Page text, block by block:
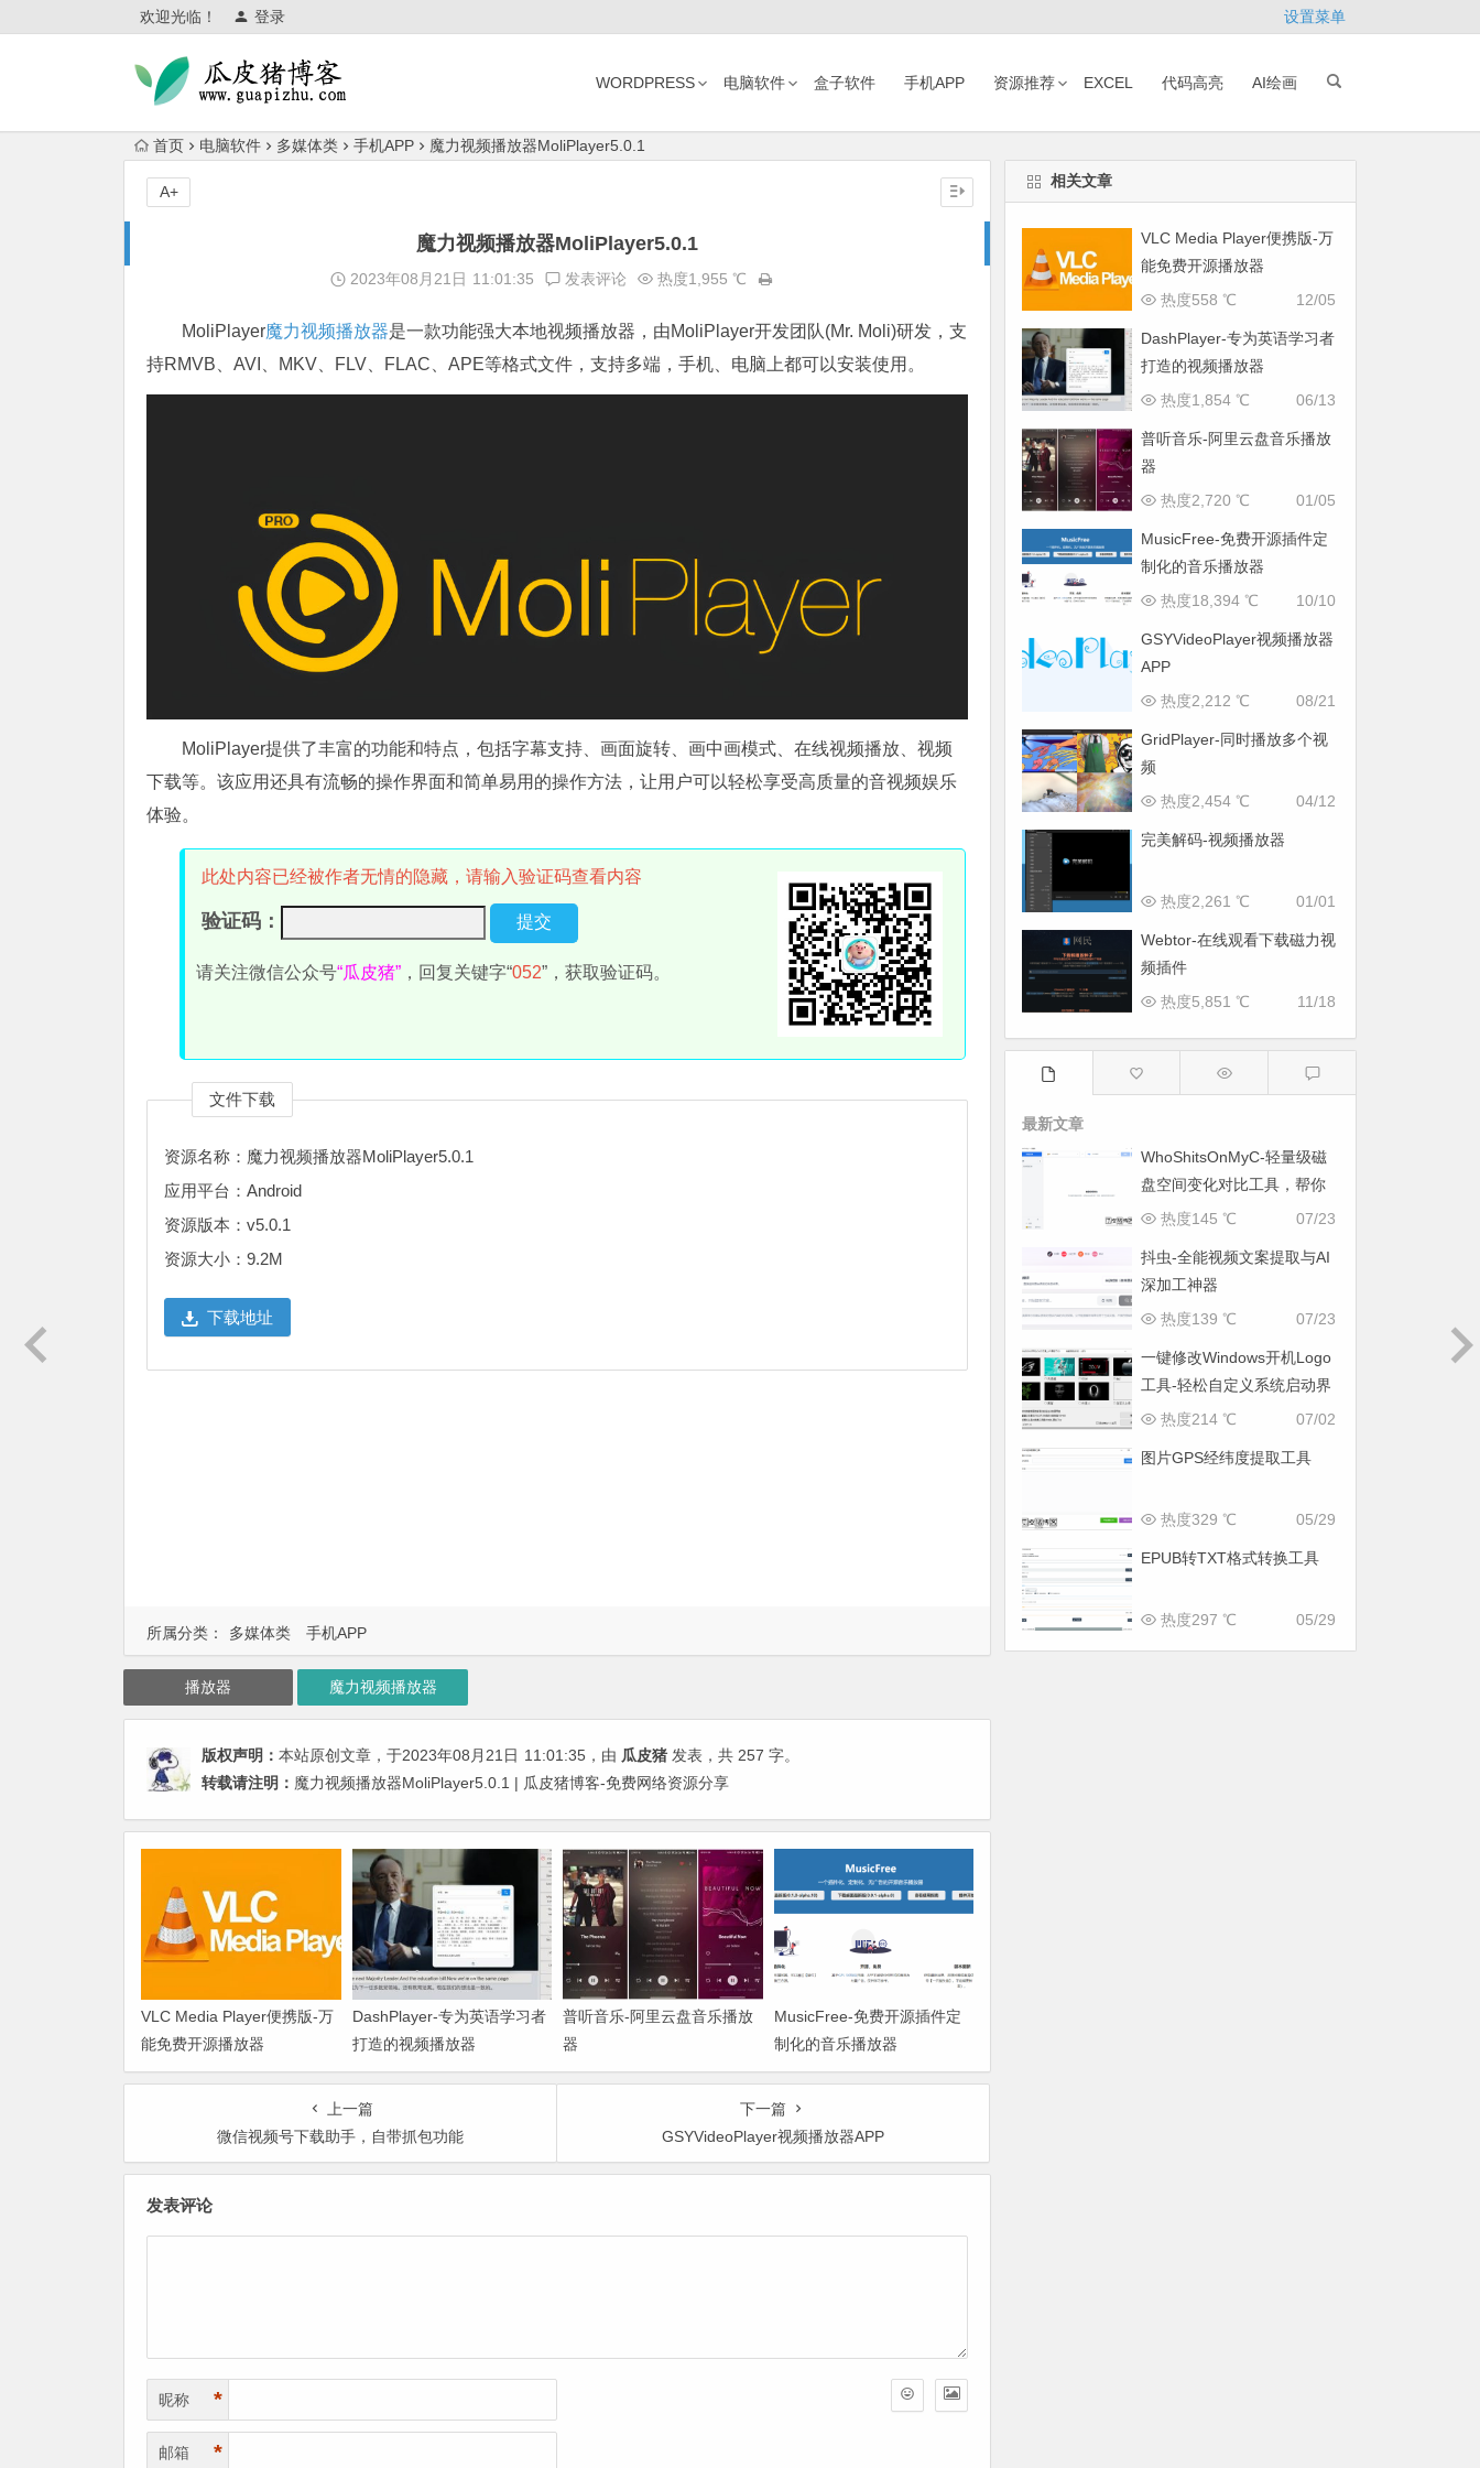
欢迎光临！ 登录 设置菜单
WORDPRESS 电脑软件 盒子软件 手机APP 资源推荐 EXCEL 代码高亮 AI绘画
首页 电脑软件 多媒体类 手机APP 魔力视频播放器MoliPlayer5.0.1
魔力视频播放器MoliPlayer5.0.1
2023年08月21日 11:01:35 发表评论 热度1,955 ℃
MoliPlayer魔力视频播放器是一款功能强大本地视频播放器，由MoliPlayer开发团队(Mr. Moli)研发，支
持RMVB、AVI、MKV、FLV、FLAC、APE等格式文件，支持多端，手机、电脑上都可以安装使用。
MoliPlayer提供了丰富的功能和特点，包括字幕支持、画面旋转、画中画模式、在线视频播放、视频
下载等。该应用还具有流畅的操作界面和简单易用的操作方法，让用户可以轻松享受高质量的音视频娱乐
体验。
此处内容已经被作者无情的隐藏，请输入验证码查看内容
验证码：
请关注微信公众号“瓜皮猪” ，回复关键字“052”，获取验证码。
文件下载
资源名称：魔力视频播放器MoliPlayer5.0.1
应用平台：Android
资源版本：v5.0.1
资源大小：9.2M
下载地址
A+
所属分类： 多媒体类 手机APP
播放器 魔力视频播放器
版权声明： 本站原创文章，于2023年08月21日 11:01:35 ，由 瓜皮猪 发表，共 257 字。
转载请注明： 魔力视频播放器MoliPlayer5.0.1 | 瓜皮猪博客-免费网络资源分享
VLC Media Player便携版-万
能免费开源播放器
DashPlayer-专为英语学习者
打造的视频播放器
普听音乐-阿里云盘音乐播放
器
MusicFree-免费开源插件定
制化的音乐播放器
上一篇
微信视频号下载助手，自带抓包功能
下一篇
GSYVideoPlayer视频播放器APP
发表评论
昵称 *
邮箱 *
相关文章
VLC Media Player便携版-万
能免费开源播放器
12/05
热度558 ℃
DashPlayer-专为英语学习者
打造的视频播放器
06/13
热度1,854 ℃
普听音乐-阿里云盘音乐播放
器
01/05
热度2,720 ℃
MusicFree-免费开源插件定
制化的音乐播放器
10/10
热度18,394 ℃
GSYVideoPlayer视频播放器
APP
08/21
热度2,212 ℃
GridPlayer-同时播放多个视
频
04/12
热度2,454 ℃
完美解码-视频播放器
01/01
热度2,261 ℃
Webtor-在线观看下载磁力视
频插件
11/18
热度5,851 ℃
最新文章
WhoShitsOnMyC-轻量级磁
盘空间变化对比工具，帮你
找出“吃掉”空间的罪魁祸首
07/23
热度145 ℃
抖虫-全能视频文案提取与AI
深加工神器
07/23
热度139 ℃
一键修改Windows开机Logo
工具-轻松自定义系统启动界
面
07/02
热度214 ℃
图片GPS经纬度提取工具
05/29
热度329 ℃
EPUB转TXT格式转换工具
05/29
热度297 ℃